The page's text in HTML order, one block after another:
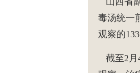
毒汤统一
观察的
截至2月